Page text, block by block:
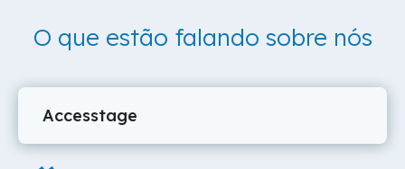
O que estão falando sobre nós